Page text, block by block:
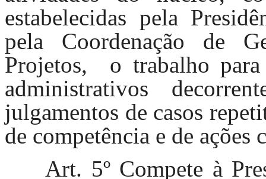
estabelecidas pela
pela Coordenação de
Projetos, o trabalho para
administrativos
julgamentos de casos
de competência e de ações
Art. 5º Compete à